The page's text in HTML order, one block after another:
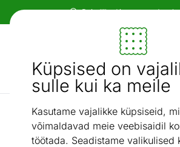
Küpsised on
sulle kui ka meile
Kasutame vajalikke küpsiseid,
võimaldavad meie veebisaidil
töötada. Seadistame valikulised
Paindlikud ja mugavad
Mööbel ja sisustus - ON24
Otsi...
Erimõõduga / Kasvuhoone